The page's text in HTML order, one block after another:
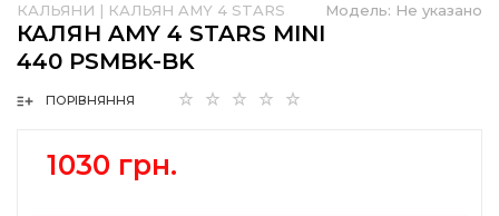
Модель: Не указано
КАЛЬЯНИ | КАЛЬЯН AMY 4 STARS
КАЛЯН AMY 4 STARS MINI
440 PSMBK-BK
ПОРІВНЯННЯ
1030 грн.